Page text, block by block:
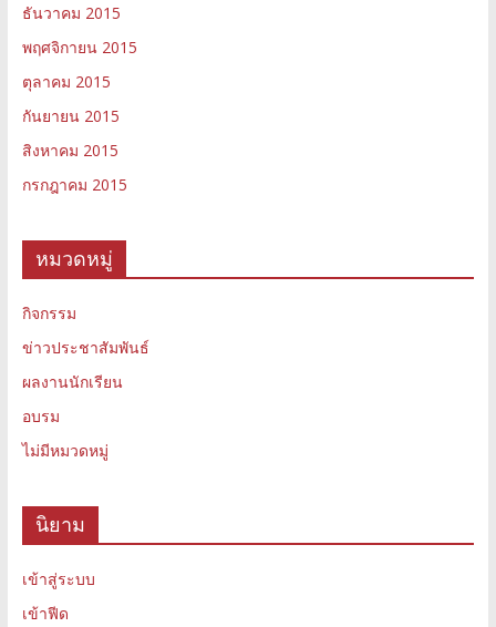
ธันวาคม 2015
พฤศจิกายน 2015
ตุลาคม 2015
กันยายน 2015
สิงหาคม 2015
กรกฎาคม 2015
หมวดหมู่
กิจกรรม
ข่าวประชาสัมพันธ์
ผลงานนักเรียน
อบรม
ไม่มีหมวดหมู่
นิยาม
เข้าสู่ระบบ
เข้าฟีด